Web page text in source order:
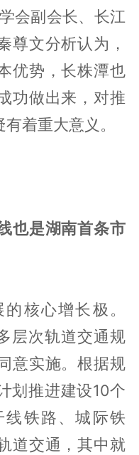
会副会长、长江
尊文分析认为，
优势，长株潭也
功做出来，对推
着重大意义。
也是湖南首条市
核心增长极。
层次轨道交通规
意实施。根据规
划推进建设10个
铁路、城际铁
道交通，其中就